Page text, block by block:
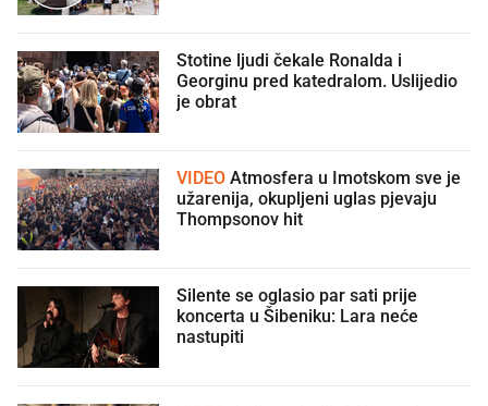
Stotine ljudi čekale Ronalda i
Georginu pred katedralom. Uslijedio
je obrat
VIDEO
užarenija, okupljeni uglas pjevaju
Thompsonov hit
Silente se oglasio par sati prije
koncerta u Šibeniku: Lara neće
nastupiti